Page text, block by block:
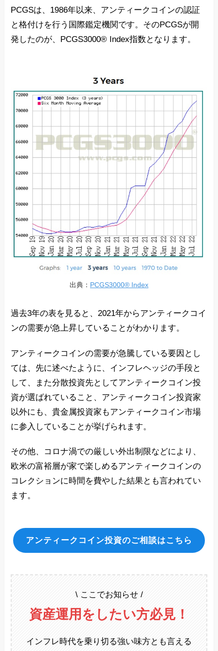
PCGSは、1986年以来、アンティークコインの認証
と格付けを行う国際鑑定機関です。そのPCGSが開
発したのが、PCGS3000® Index指数となります。
出典： PCGS3000® Index
過去3年の表を見ると、2021年からアンティークコイ
ンの需要が急上昇していることがわかります。
アンティークコインの需要が急騰している要因とし
ては、先に述べたように、インフレヘッジの手段と
して、また分散投資先としてアンティークコイン投
資が選ばれていること、アンティークコイン投資家
以外にも、貴金属投資家もアンティークコイン市場
に参入していることが挙げられます。
その他、コロナ渦での厳しい外出制限などにより、
欧米の富裕層が家で楽しめるアンティークコインの
コレクションに時間を費やした結果とも言われてい
ます。
アンティークコイン投資のご相談はこちら
\ ここでお知らせ /
資産運用をしたい方必見！
インフレ時代を乗り切る強い味方とも言える